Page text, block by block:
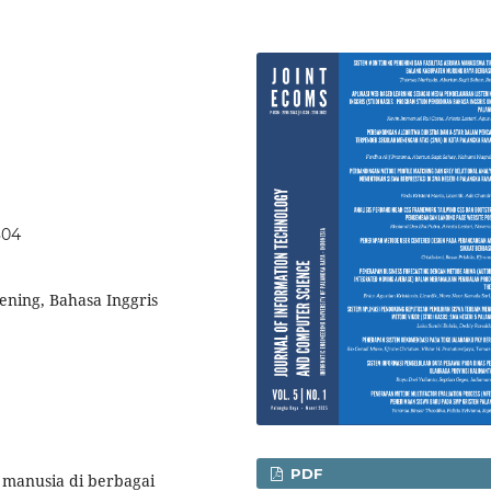
Bahasa Inggris
di berbagai PDF